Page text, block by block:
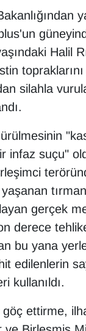
Halil
silahla
infaz suçu"
gerçek
derece
bu yana
edilenlerin
kullanıldı.
göç ettirme,